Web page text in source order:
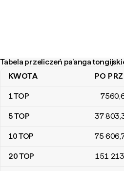
Tabela przeliczeń pa’anga
Tabela przeliczeń pa’anga tongijskiej
KWOTA PO
1TOP 7560
5TOP 37 803
10TOP 75 606
20TOP 151 213